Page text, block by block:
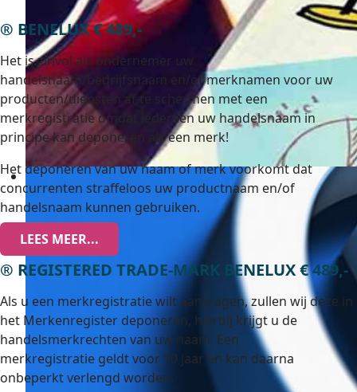
® BENELUX € 489,-
Het is zinvol als ondernemer uw
handelsnaam/bedrijfsnaam en/of merknamen voor uw
producten/diensten af te schermen met een
merkregistratie omdat iedereen uw handelsnaam in
principe kan deponeren als een merk!
Het deponeren van uw naam of merk voorkomt dat
concurrenten straffeloos uw productnaam en/of
handelsnaam kunnen gebruiken.
LEES MEER...
® REGISTERED TRADE-MARK BENELUX € 489,-
Als u een merkregistratie wilt aanvragen, zullen wij deze in
het Merkenregister deponeren, hierbij krijgt u de
handelsmerkrechten van uw naam. Een
merkregistratie geldt voor 10 jaar en kan daarna
onbeperkt verlengd worden.